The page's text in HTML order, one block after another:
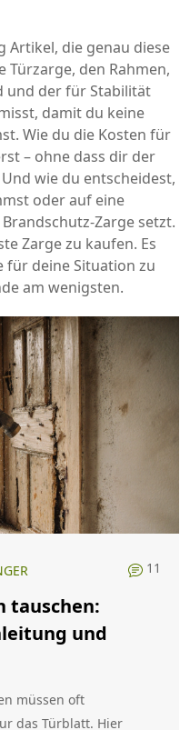
Artikel, die genau diese
Türzarge, den Rahmen,
und der für Stabilität
damit du keine
Wie du die Kosten für
– ohne dass dir der
wie du entscheidest,
oder auf eine
Zarge setzt.
Zarge zu kaufen. Es
für deine Situation zu
am wenigsten.
11
tauschen:
und
müssen oft
das Türblatt. Hier